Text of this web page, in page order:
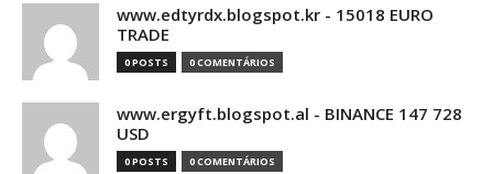
www.edtyrdx.blogspot.kr - 15018 EURO
TRADE
0 POSTS 0 COMENTÁRIOS
www.ergyft.blogspot.al - BINANCE 147 728
USD
0 POSTS 0 COMENTÁRIOS